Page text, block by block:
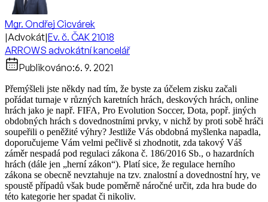
Mgr. Ondřej Cicvárek
|Advokát|Ev. č. ČAK 21018
ARROWS advokátní kancelář
Publikováno:6. 9. 2021
Přemýšleli jste někdy nad tím, že byste za účelem zisku začali
pořádat turnaje v různých karetních hrách, deskových hrách, online
hrách jako je např. FIFA, Pro Evolution Soccer, Dota, popř. jiných
obdobných hrách s dovednostními prvky, v nichž by proti sobě hráči
soupeřili o peněžité výhry? Jestliže Vás obdobná myšlenka napadla,
doporučujeme Vám velmi pečlivě si zhodnotit, zda takový Váš
záměr nespadá pod regulaci zákona č. 186/2016 Sb., o hazardních
hrách (dále jen „herní zákon“). Platí sice, že regulace herního
zákona se obecně nevztahuje na tzv. znalostní a dovednostní hry, ve
spoustě případů však bude poměrně náročné určit, zda hra bude do
této kategorie her spadat či nikoliv.